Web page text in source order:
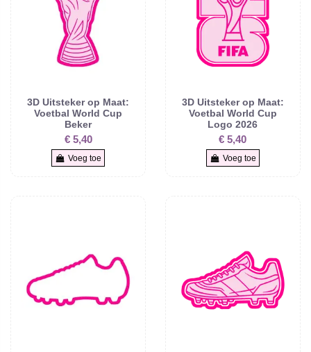
3D Uitsteker op Maat:
Voetbal World Cup
Beker
€ 5,40
Voeg toe
3D Uitsteker op Maat:
Voetbal World Cup
Logo 2026
€ 5,40
Voeg toe